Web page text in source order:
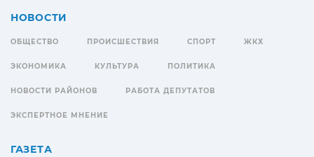
НОВОСТИ
ОБЩЕСТВО ПРОИСШЕСТВИЯ СПОРТ ЖКХ
ЭКОНОМИКА КУЛЬТУРА ПОЛИТИКА
НОВОСТИ РАЙОНОВ РАБОТА ДЕПУТАТОВ
ЭКСПЕРТНОЕ МНЕНИЕ
ГАЗЕТА